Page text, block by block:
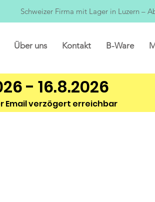
Schweizer Firma mit Lager in Luzern –
Über uns Kontakt B-Ware
- 16.8.2026
Email verzögert erreichbar